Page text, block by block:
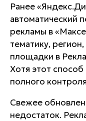
Ранее
автоматический
рекламы в
тематику,
площадки в
Хотя этот
полного
Свежее
недостаток.